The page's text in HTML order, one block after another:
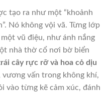
tạo ra như một “khoảnh
Nó không vội vã. Từng lớp
vũ điệu, như ánh nắng
nhà thờ cổ nơi bờ biển
cây rực rỡ và hoa cỏ dịu
vấn trong không khí,
vào từng kẽ cảm xúc, đánh